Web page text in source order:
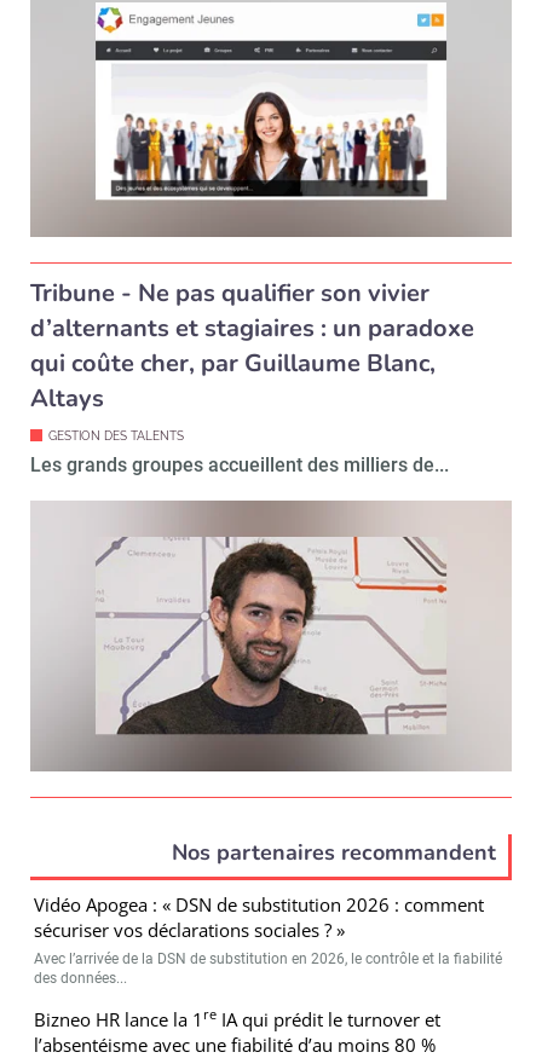
Tribune - Ne pas qualifier son vivier
d’alternants et stagiaires : un paradoxe
qui coûte cher, par Guillaume Blanc,
Altays
GESTION DES TALENTS
Les grands groupes accueillent des milliers de...
Nos partenaires recommandent
Vidéo Apogea : « DSN de substitution 2026 : comment
sécuriser vos déclarations sociales ? »
Avec l’arrivée de la DSN de substitution en 2026, le contrôle et la fiabilité
des données...
Bizneo HR lance la 1 re IA qui prédit le turnover et
l’absentéisme avec une fiabilité d’au moins 80 %